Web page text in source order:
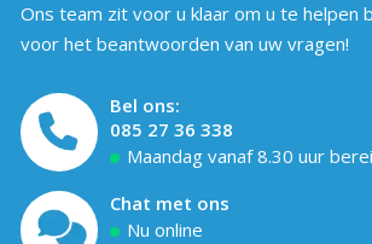
Ons team zit voor u klaar om u te helpen
voor het beantwoorden van uw vragen!
Bel ons:
085 27 36 338
Maandag vanaf 8.30 uur
Chat met ons
Nu online